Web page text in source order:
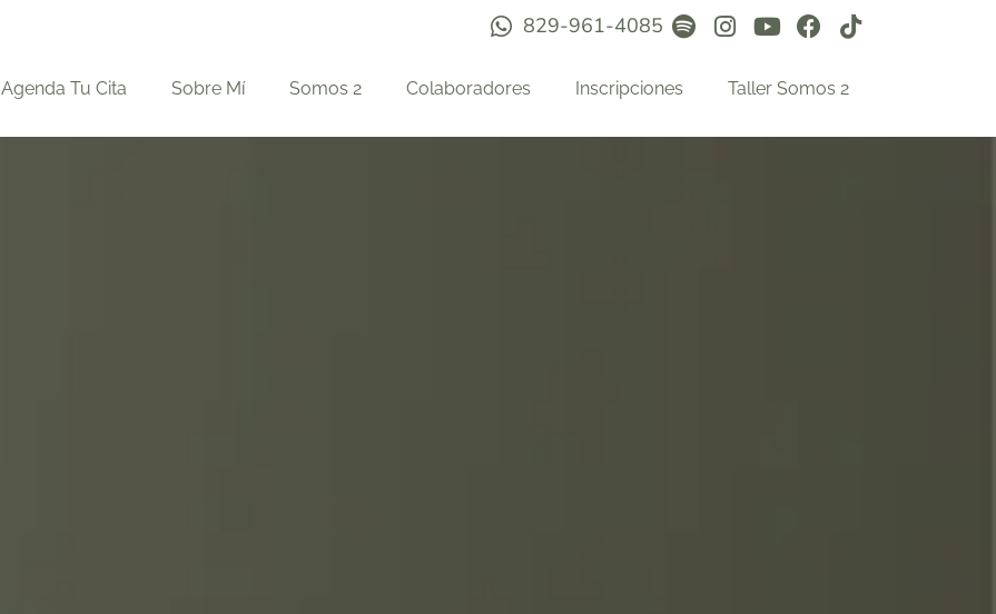
829-961-4085
Agenda Tu Cita Sobre Mí Somos 2 Colaboradores Inscripciones Taller Somos 2